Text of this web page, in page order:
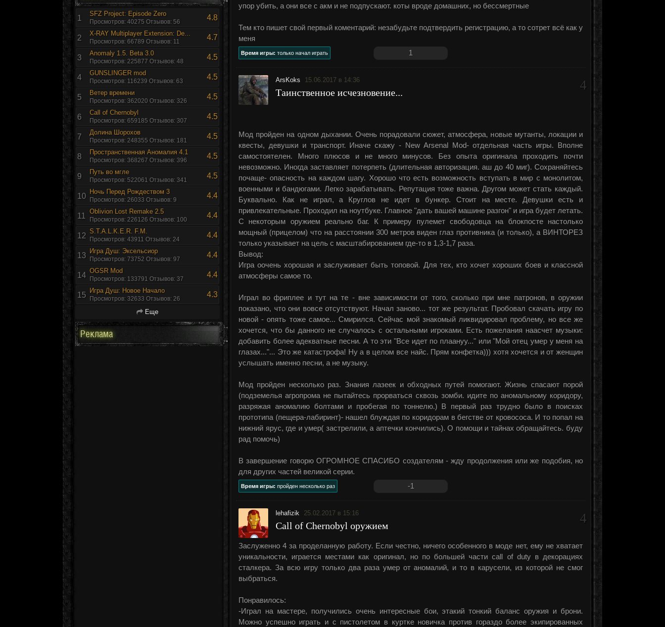
упор убить, а они все с акм и не подпускают. коты вроде домашних, но бессмертные
Тем кто пишет свой первый коментарий: незабудьте подтвердить регистрацию, а то сотрет всё как у
меня
Время игры: только начал играть 1
ArsKoks 15.06.2017 в 14:36
Таинственное исчезновение... 4
Мод пройден на одном дыхании. Очень порадовали сюжет, атмосфера, новые мутанты, локации и
квесты, девушки и транспорт. Иначе скажу - New Arsenal Mod- отдельная часть игры. Вполне
самостоятелен. Много плюсов и не много минусов. Без опыта оригинала проходить почти
невозможно. Иногда заставляет потерпеть (длительная авторизация. аш до 40 миг). Сохраняйтесь
почаще- опасность на каждом шагу. Хорошо что есть возможность вступать в мир с монолитом,
военными и бандюгами. Легко зарабатывать. Репутация тоже важна. Другом может стать каждый.
Буквально. Как не играл, а Круглов не идет в бункер. Стоит на месте. Девушки есть и
привлекательные. Проходил на ноутбуке. Главное "дать вашей машине разгон" и игра будет летать.
С некоторым оружием реально баг. К примеру пулемет свободовца на блокпосте настолько
мощный (прицелом) что на расстоянии 300 метров виден глаз противника (и только), а ВИНТОРЕЗ
только указывает на цель с масштабированием где-то в 1,3-1,7 раза.
Вывод:
Игра оочень хорошая и заслуживает быть топовой. Для тех, кто хочет хороших боев и классной
атмосферы самое то.
Играл во фриплее и тут на те - вне зависимости от того, сколько при мне патронов, в оружии
показано, что они вовсе отсутствуют. Начал заново... тот же результат. Пробовал скачать игру по
новой - опять тоже самое... Смирился. Сейчас мой знакомый ликвидировал проблему, но все же
хочется, что бы данного не случалось с остальными игроками. Есть пожелания наасчет музыки:
добавить более адекватные песни. А то эти "Все идет по плаануу..." или "Мой отец умер у меня на
глазах..."... Это же катастрофа! Ну а в целом все найс. Прям конфетка))) хотя хочется и от женщин
услышать именно песни, а не музыку.
Мод пройден несколько раз. Знания лазеек и обходных путей помогают. Жизнь спасают порой
(подземелья агропрома не пытайтесь прорваться сквозь зомби. идите по аномальному коридору,
разряжая аномалию болтами и пробегая по тоннелю.) В первый раз трудно было в поисках
прототипа (пещера-лабиринт)- нашел блуждая по коридорам в бегстве от кровососа. И то попал на
нижний ярус, где и умер( застрелили, а аптечки кончились). О помощи и тайнах обращайтесь. буду
рад помочь)
В завершение говорю ОГРОМНОЕ СПАСИБО создателям - жду продолжения или же подобия, но
для других частей великой серии.
Время игры: пройден несколько раз -1
lehafizik 25.02.2017 в 15:16
Call of Chernobyl оружием 4
Заслуженно 4 за проделанную работу. Если честно, ничего особенного в моде нет, ему не хватает
уникальности, играется местами как оригинал, но по большей части call of duty в декорациях
сталкера. За всю игру только два раза умер от аномалий, и то в карусели, из которой не смог
выбраться.
Понравилось:
-Играл на мастере, получились очень интересные бои, этакий тонкий баланс оружия и брони.
Можно успешно играть и с пистолетом в куртке новичка против гораздо более экипированных
1 4.8
SFZ Project: Episode Zero
Просмотров: 40275 Отзывов: 56
2 4.7
X-RAY Multiplayer Extension: De...
Просмотров: 66789 Отзывов: 11
3 4.5
Anomaly 1.5. Beta 3.0
Просмотров: 225877 Отзывов: 48
4 4.5
GUNSLINGER mod
Просмотров: 116239 Отзывов: 63
5 4.5
Ветер времени
Просмотров: 362020 Отзывов: 326
6 4.5
Call of Chernobyl
Просмотров: 659185 Отзывов: 307
7 4.5
Долина Шорохов
Просмотров: 248355 Отзывов: 181
8 4.5
Пространственная Аномалия 4.1
Просмотров: 368267 Отзывов: 396
9 4.5
Путь во мгле
Просмотров: 522061 Отзывов: 341
10 4.4
Ночь Перед Рождеством 3
Просмотров: 26033 Отзывов: 9
11 4.4
Oblivion Lost Remake 2.5
Просмотров: 226126 Отзывов: 100
12 4.4
S.T.A.L.K.E.R. F.M.
Просмотров: 43911 Отзывов: 24
13 4.4
Игра Душ: Эксельсиор
Просмотров: 73752 Отзывов: 97
14 4.4
OGSR Mod
Просмотров: 133791 Отзывов: 37
15 4.3
Игра Душ: Новое Начало
Просмотров: 32633 Отзывов: 26
Еще
Реклама